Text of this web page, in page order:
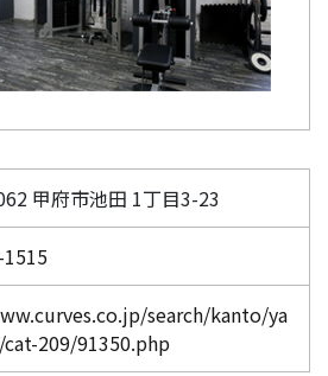
甲府市池田 1丁目3-23
search/kanto/ya
cat-209/91350.php